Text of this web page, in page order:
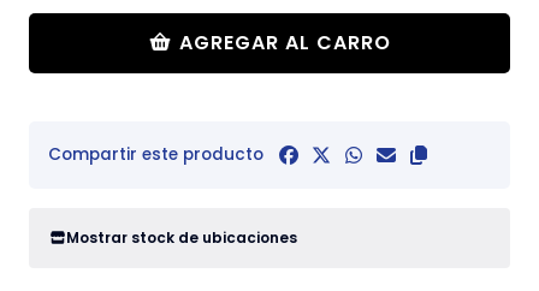
AGREGAR AL CARRO
Compartir este producto
Mostrar stock de ubicaciones